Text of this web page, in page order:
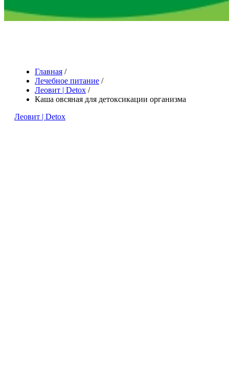
Главная /
Лечебное питание /
Леовит | Detox /
Каша овсяная для детоксикации организма
Леовит | Detox